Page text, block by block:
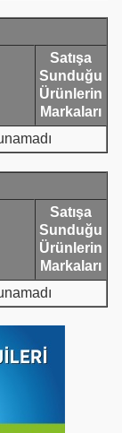
Satışa
Sunduğu
Ürünlerin
Markaları
Satışa
Sunduğu
Ürünlerin
Markaları